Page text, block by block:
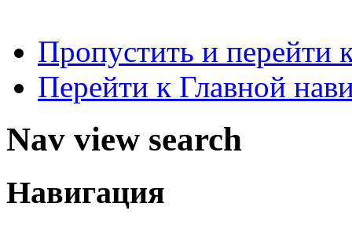
Пропустить и перейти
Перейти к Главной
Nav view search
Навигация